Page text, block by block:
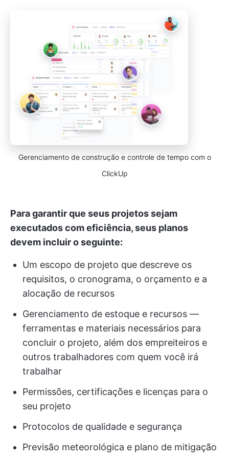
Gerenciamento de construção e controle de tempo com o
ClickUp
Para garantir que seus projetos sejam
executados com eficiência, seus planos
devem incluir o seguinte:
Um escopo de projeto que descreve os
requisitos, o cronograma, o orçamento e a
alocação de recursos
Gerenciamento de estoque e recursos —
ferramentas e materiais necessários para
concluir o projeto, além dos empreiteiros e
outros trabalhadores com quem você irá
trabalhar
Permissões, certificações e licenças para o
seu projeto
Protocolos de qualidade e segurança
Previsão meteorológica e plano de mitigação